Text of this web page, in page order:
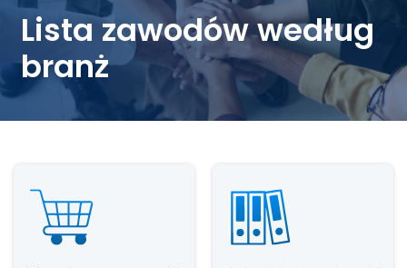
Lista zawodów według
branż